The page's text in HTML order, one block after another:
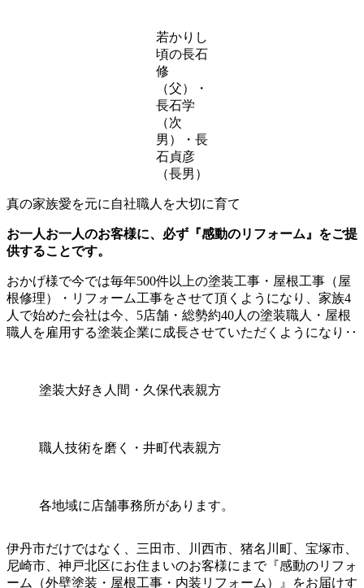
若かりし
頃の長石
修
（父）・
長石学
（次
男）・長
石貞彦
（長男）
真の家族愛を元に自社職人を大切に育て
お一人お一人のお客様に、 必ず『感動のリフォーム』をご提
供することです。
おかげ様で今では毎年500件以上の塗装工事・屋根工事（屋
根修理）・リフォーム工事をさせて頂くようになり、家族4
人で始めた会社は今、5店舗・総勢約40人の塗装職人・屋根
職人を雇用する塗装企業に成長させていただくようになり‥
塗装大好き人間・久保代表親方
職人技術を磨く・井町代表親方
各地域に店舗事務所があります。
伊丹市だけではなく、三田市、川西市、猪名川町、宝塚市、
尼崎市、神戸北区にお住まいのお客様にまで『感動のリフォ
ーム（外壁塗装・屋根工事・内装リフォーム）』をお届けす